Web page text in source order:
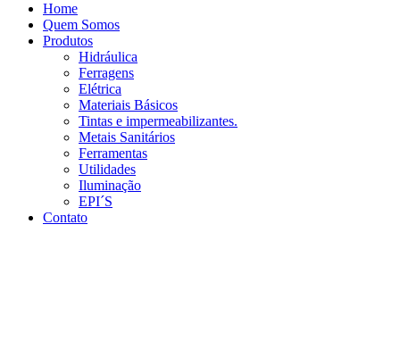
Home
Quem Somos
Produtos
Hidráulica
Ferragens
Elétrica
Materiais Básicos
Tintas e impermeabilizantes.
Metais Sanitários
Ferramentas
Utilidades
Iluminação
EPI´S
Contato